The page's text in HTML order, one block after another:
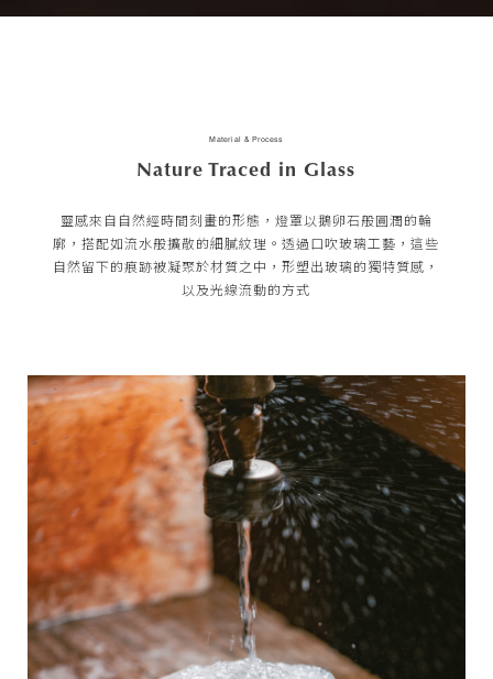
Material & Process
Nature Traced in Glass
靈感來自自然經時間刻畫的形態，燈罩以鵝卵石般圓潤的輪
廓，搭配如流水般擴散的細膩紋理。透過口吹玻璃工藝，這些
自然留下的痕跡被凝聚於材質之中，形塑出玻璃的獨特質感，
以及光線流動的方式